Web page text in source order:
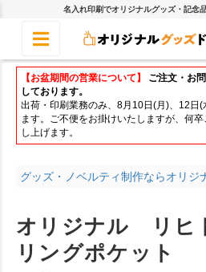
名入れ印刷でオリジナルグッズ・記念
【お盆期間の営業について】
ご注文・お
しております。
出荷・印刷業務のみ、8月10日(月)、12日(
ます。ご不便をお掛けいたしますが、何
し上げます。
グッズ・ノベルティ制作ならオリジ
オリジナル リヒ
リングポケット